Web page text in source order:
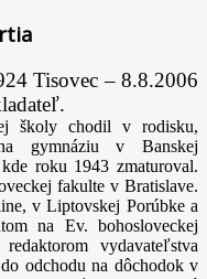
Tisovec – 8.8.2006
školy chodil v rodisku,
gymnáziu v Banskej
roku 1943 zmaturoval.
fakulte v Bratislave.
v Liptovskej Porúbke a
na Ev. bohosloveckej
vydavateľstva
odchodu na dôchodok v